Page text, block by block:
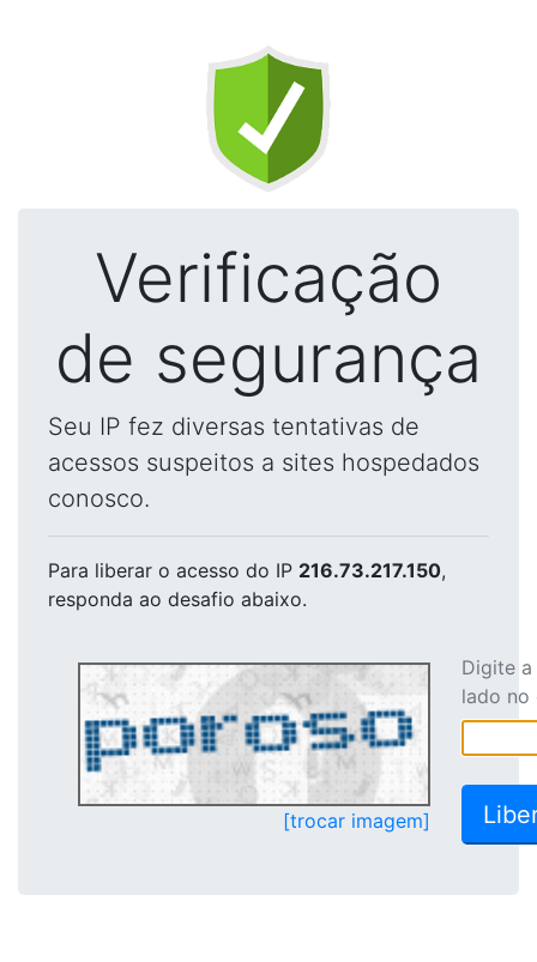
Verificação
de segurança
Seu IP fez diversas tentativas de
acessos suspeitos a sites hospedados
conosco.
Para liberar o acesso do IP 216.73.217.150,
responda ao desafio abaixo.
[trocar imagem]
Digite
lado no